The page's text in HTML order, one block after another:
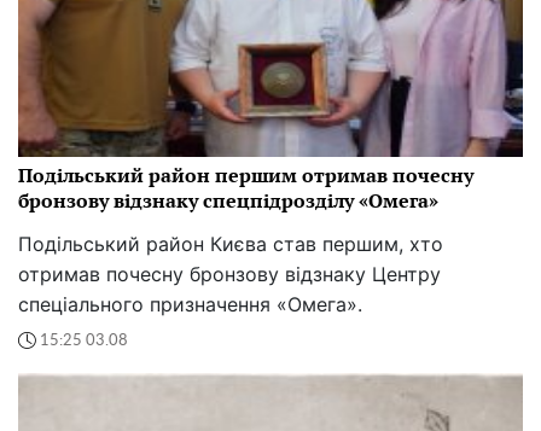
Подільський район першим отримав почесну
бронзову відзнаку спецпідрозділу «Омега»
Подільський район Києва став першим, хто
отримав почесну бронзову відзнаку Центру
спеціального призначення «Омега».
15:25 03.08